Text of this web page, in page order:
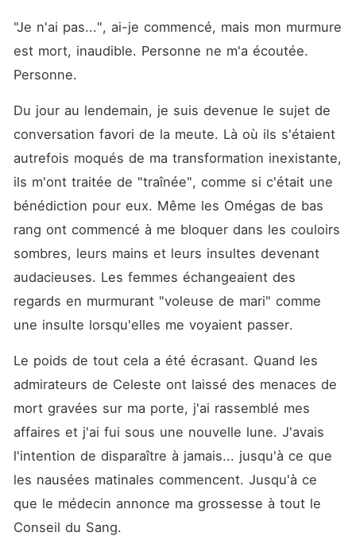
"Je n'ai pas...", ai-je commencé, mais mon murmure
est mort, inaudible. Personne ne m'a écoutée.
Personne.
Du jour au lendemain, je suis devenue le sujet de
conversation favori de la meute. Là où ils s'étaient
autrefois moqués de ma transformation inexistante,
ils m'ont traitée de "traînée", comme si c'était une
bénédiction pour eux. Même les Omégas de bas
rang ont commencé à me bloquer dans les couloirs
sombres, leurs mains et leurs insultes devenant
audacieuses. Les femmes échangeaient des
regards en murmurant "voleuse de mari" comme
une insulte lorsqu'elles me voyaient passer.
Le poids de tout cela a été écrasant. Quand les
admirateurs de Celeste ont laissé des menaces de
mort gravées sur ma porte, j'ai rassemblé mes
affaires et j'ai fui sous une nouvelle lune. J'avais
l'intention de disparaître à jamais... jusqu'à ce que
les nausées matinales commencent. Jusqu'à ce
que le médecin annonce ma grossesse à tout le
Conseil du Sang.